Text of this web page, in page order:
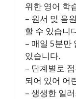
위한 영어 학
– 원서 및 음
할 수 있습니
– 매일 5분만
있습니다.
– 단계별로
되어 있어 어
– 생생한 일